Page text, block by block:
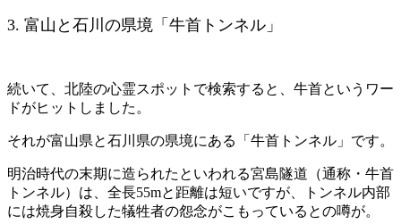
3. 富山と石川の県境「牛首トンネル」
続いて、北陸の心霊スポットで検索すると、牛首というワー
ドがヒットしました。
それが富山県と石川県の県境にある「牛首トンネル」です。
明治時代の末期に造られたといわれる宮島隧道（通称・牛首
トンネル）は、全長55mと距離は短いですが、トンネル内部
には焼身自殺した犠牲者の怨念がこもっているとの噂が。